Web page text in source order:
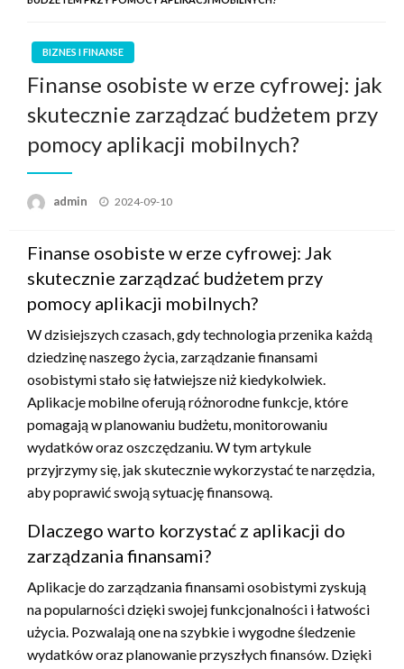
BIZNES I FINANSE
Finanse osobiste w erze cyfrowej: jak
skutecznie zarządzać budżetem przy
pomocy aplikacji mobilnych?
admin
Posted
2024-09-10
Finanse osobiste w erze cyfrowej: Jak
skutecznie zarządzać budżetem przy
pomocy aplikacji mobilnych?
W dzisiejszych czasach, gdy technologia przenika każdą
dziedzinę naszego życia, zarządzanie finansami
osobistymi stało się łatwiejsze niż kiedykolwiek.
Aplikacje mobilne oferują różnorodne funkcje, które
pomagają w planowaniu budżetu, monitorowaniu
wydatków oraz oszczędzaniu. W tym artykule
przyjrzymy się, jak skutecznie wykorzystać te narzędzia,
aby poprawić swoją sytuację finansową.
Dlaczego warto korzystać z aplikacji do
zarządzania finansami?
Aplikacje do zarządzania finansami osobistymi zyskują
na popularności dzięki swojej funkcjonalności i łatwości
użycia. Pozwalają one na szybkie i wygodne śledzenie
wydatków oraz planowanie przyszłych finansów. Dzięki